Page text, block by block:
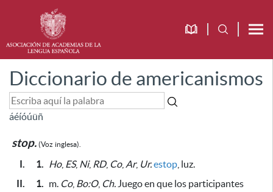
Diccionario de americanismos
áéíóúüñ
stop. (Voz inglesa).
I. 1. Ho, ES, Ni, RD, Co, Ar, Ur.estop , luz.
II.
1. m. Co, Bo:O, Ch. Juegoen que los participantes